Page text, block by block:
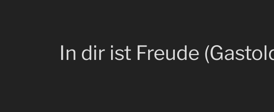
In dir ist Freude